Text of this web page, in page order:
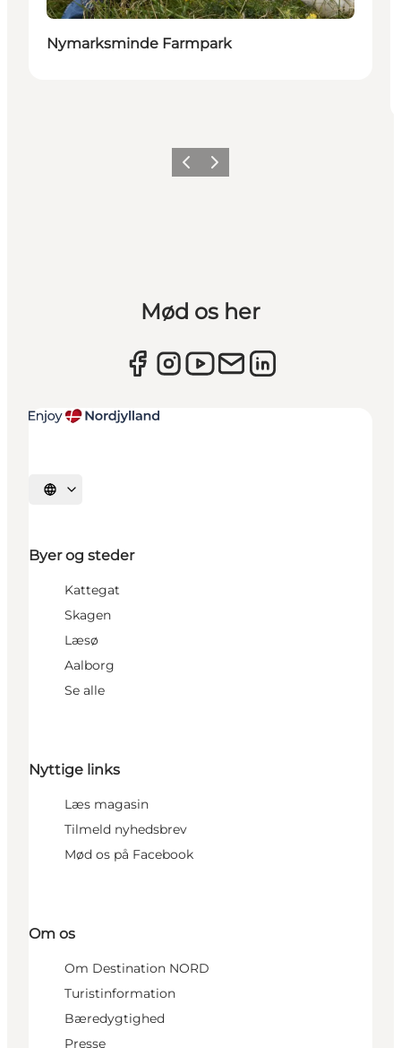
Nymarksminde Farmpark
ForrigeNæste
Mød os her
Vælg sprog
Byer og steder
Kattegat
Skagen
Læsø
Aalborg
Se alle
Nyttige links
Læs magasin
Tilmeld nyhedsbrev
Mød os på Facebook
Om os
Om Destination NORD
Turistinformation
Bæredygtighed
Presse